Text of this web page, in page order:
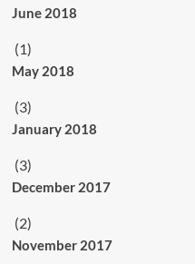
June 2018
(1)
May 2018
(3)
January 2018
(3)
December 2017
(2)
November 2017